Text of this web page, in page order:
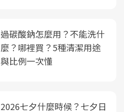
過碳酸鈉怎麼用？不能洗什
麼？哪裡買？5種清潔用途
與比例一次懂
2026七夕什麼時候？七夕日